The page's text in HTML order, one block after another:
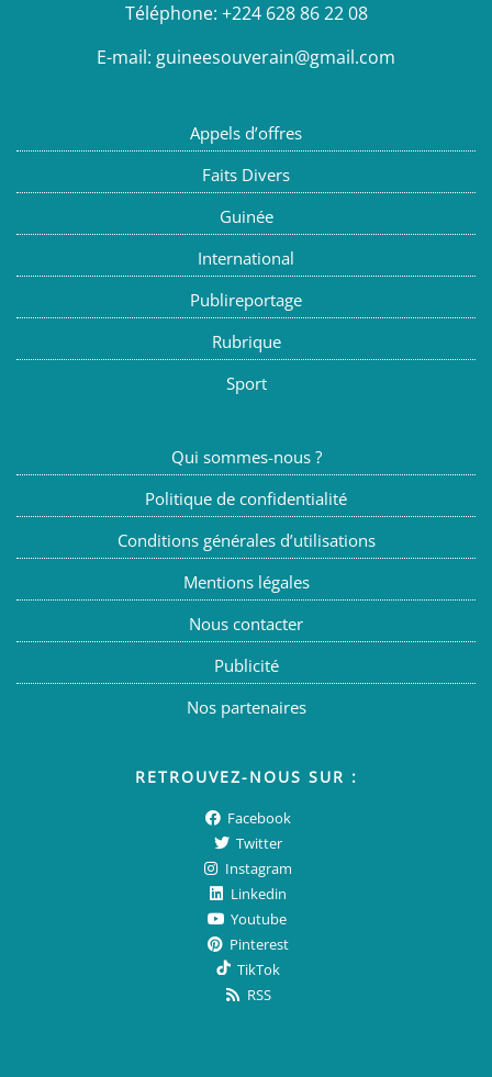
Téléphone: +224 628 86 22 08
E-mail: guineesouverain@gmail.com
Appels d’offres
Faits Divers
Guinée
International
Publireportage
Rubrique
Sport
Qui sommes-nous ?
Politique de confidentialité
Conditions générales d’utilisations
Mentions légales
Nous contacter
Publicité
Nos partenaires
RETROUVEZ-NOUS SUR :
Facebook
Twitter
Instagram
Linkedin
Youtube
Pinterest
TikTok
RSS